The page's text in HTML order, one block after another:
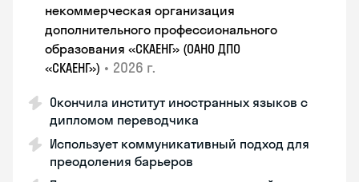
некоммерческая организация
дополнительного профессионального
образования «СКАЕНГ» (ОАНО ДПО
«СКАЕНГ») • 2026 г.
Окончила институт иностранных языков с
дипломом переводчика
Использует коммуникативный подход для
преодоления барьеров